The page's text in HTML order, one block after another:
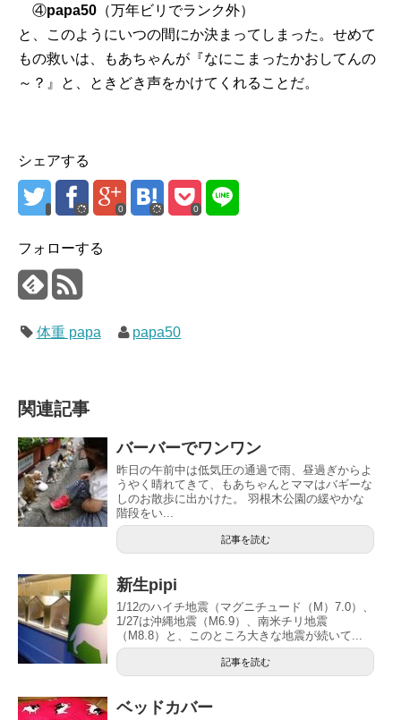
④papa50 （万年ビリでランク外）
と、このようにいつの間にか決まってしまった。せめて
もの救いは、もあちゃんが『なにこまったかおしてんの
～？』と、ときどき声をかけてくれることだ。
シェアする
0 0
フォローする
体重 papa papa50
関連記事
バーバーでワンワン
昨日の午前中は低気圧の通過で雨、昼過ぎからよ
うやく晴れてきて、もあちゃんとママはバギーな
しのお散歩に出かけた。 羽根木公園の緩やかな
階段をい...
記事を読む
新生pipi
1/12のハイチ地震（マグニチュード（M）7.0）、
1/27は沖縄地震（M6.9）、南米チリ地震
（M8.8）と、このところ大きな地震が続いて...
記事を読む
ベッドカバー